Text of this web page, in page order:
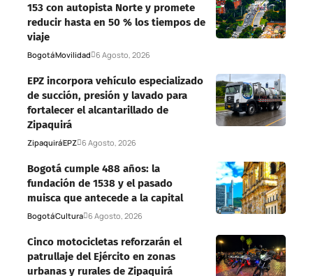
153 con autopista Norte y promete
reducir hasta en 50 % los tiempos de
viaje
BogotáMovilidad 6 Agosto, 2026
EPZ incorpora vehículo especializado
de succión, presión y lavado para
fortalecer el alcantarillado de
Zipaquirá
ZipaquiráEPZ 6 Agosto, 2026
Bogotá cumple 488 años: la
fundación de 1538 y el pasado
muisca que antecede a la capital
BogotáCultura 6 Agosto, 2026
Cinco motocicletas reforzarán el
patrullaje del Ejército en zonas
urbanas y rurales de Zipaquirá